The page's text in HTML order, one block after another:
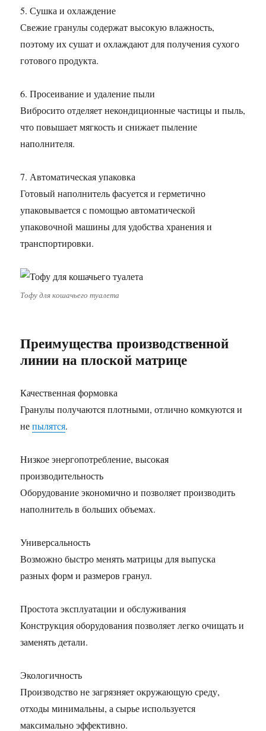
5. Сушка и охлаждение
Свежие гранулы содержат высокую влажность,
поэтому их сушат и охлаждают для получения сухого
готового продукта.
6. Просеивание и удаление пыли
Вибросито отделяет некондиционные частицы и пыль,
что повышает мягкость и снижает пыление
наполнителя.
7. Автоматическая упаковка
Готовый наполнитель фасуется и герметично
упаковывается с помощью автоматической
упаковочной машины для удобства хранения и
транспортировки.
Тофу для кошачьего туалета
Преимущества производственной
линии на плоской матрице
Качественная формовка
Гранулы получаются плотными, отлично комкуются и
непылятся.
Низкое энергопотребление, высокая
производительность
Оборудование экономично и позволяет производить
наполнитель в больших объемах.
Универсальность
Возможно быстро менять матрицы для выпуска
разных форм и размеров гранул.
Простота эксплуатации и обслуживания
Конструкция оборудования позволяет легко очищать и
заменять детали.
Экологичность
Производство не загрязняет окружающую среду,
отходы минимальны, а сырье используется
максимально эффективно.